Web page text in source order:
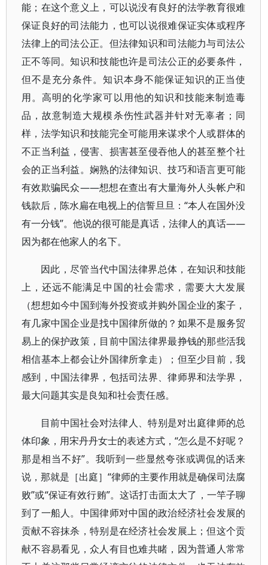
能；在这个意义上，可以说没有良好的法学教育很难
保证良好的司法能力，也可以说很难保证实体或程序
法律上的司法公正。但法律知识和司法能力与司法公
正不等同。知识和技能也许是司法公正的必要条件，
但不是充分条件。知识本身不能保证知识的正当使
用。高明的化学家可以用他的知识和技能来制造毒
品，故意制造大规模杀伤性武器并针对无辜者；同
样，法学知识和技能完全可能用来谋求个人或群体的
不正当利益，侵害、损害甚至侵吞他人的甚至整个社
会的正当利益。娴熟的法律知识、技巧和语言更可能
有效欺骗民众——想想在查出有大量海外人头帐户和
钱款后，陈水扁在电视上的信誓旦旦：“本人在国外没
有一分钱”。他说的很可能是真话，法律人的真话——
因为都在他家人的名下。
因此，尽管当代中国法律界总体，在知识和技能
上，还远不能满足中国的社会需求，需要大大发展
（想想如今中国到海外投资或并购外国企业的案子，
有几家中国企业是找中国律所做的？如果不是服务贸
易上的保护政策，目前中国法律界最挣钱的那些活我
相信基本上都会让外国律所拿走）；但至少目前，我
感到，中国法律界，包括司法界、律师界和法学界，
最大问题其实是良知和社会责任感。
目前中国社会对法律人、特别是对出庭律师的总
体印象，用宋丹丹女士的表述方式，“怎么是不好呢？
那是相当不好”。我听到一些显然夸张或调侃的话来
说，那就是［出庭］“律师的主要作用就是确保司法腐
败”或“保证有效行贿”。这话打击面太大了，一竿子聊
到了一船人。中国律师对中国的政治经济社会发展的
贡献不容抹杀，特别是在经济社会发展上；但这个贡
献不容易看见，众人有目也难共睹，因为普通人常常